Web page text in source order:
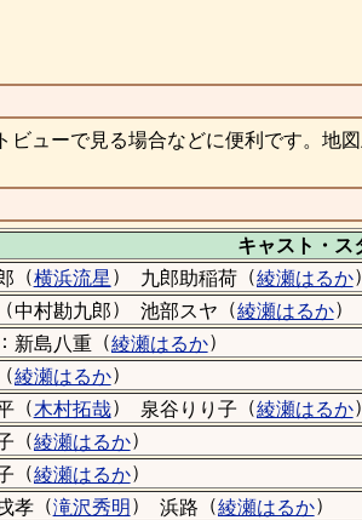
ビューで見る場合などに便利です。地
キャスト・ ス
（横浜流星 ） 九郎助稲荷（綾瀬はるか）
（中村勘九郎） 池部スヤ （綾瀬はるか）
新島八重（綾瀬はるか）
（綾瀬はるか）
（木村拓哉） 泉谷りり子 （綾瀬はるか）
（綾瀬はるか）
（綾瀬はるか）
孝（滝沢秀明 ） 浜路 （綾瀬はるか）